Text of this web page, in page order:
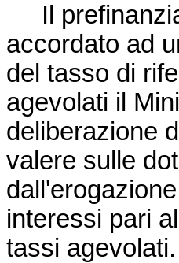
Il
accordato ad
del tasso di
agevolati il
deliberazione
valere sulle
interessi pari
tassi agevolati.